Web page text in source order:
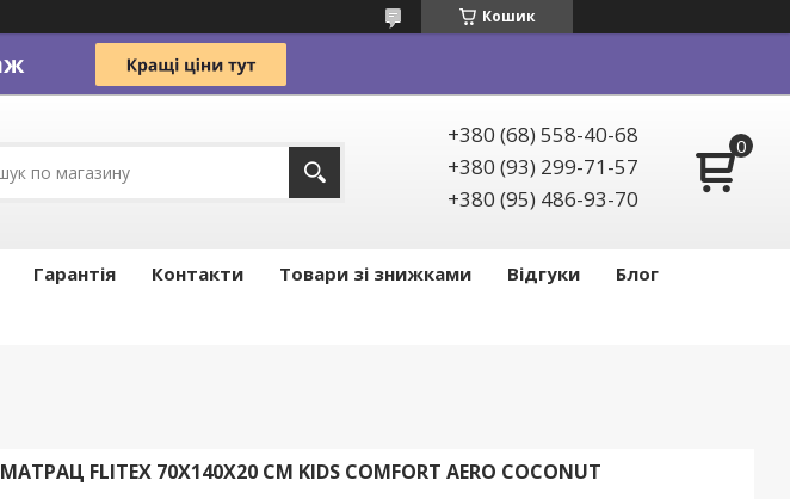
Кошик
+380 (68) 558-40-68
+380 (93) 299-71-57
+380 (95) 486-93-70
Гарантія Контакти Товари зі знижками Відгуки
Блог
МАТРАЦ FLITEX 70Х140Х20 СМ KIDS COMFORT AERO COCONUT